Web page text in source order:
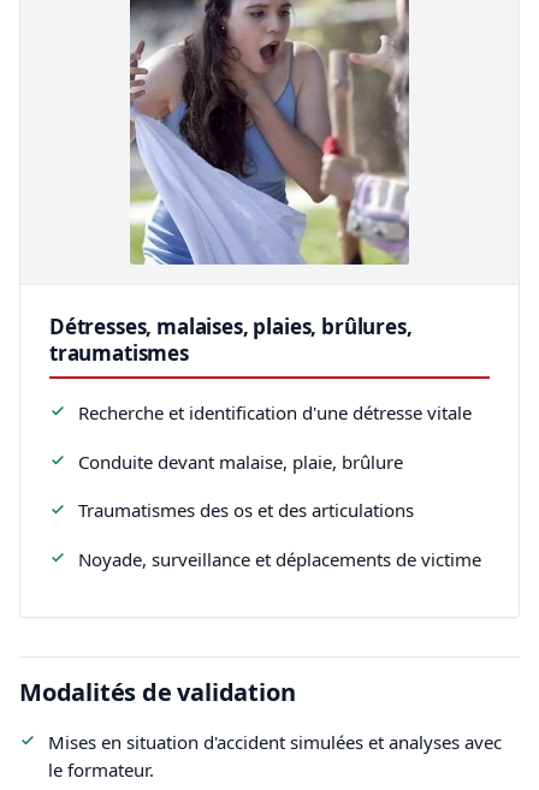
Détresses, malaises, plaies, brûlures,
traumatismes
Recherche et identification d'une détresse vitale
Conduite devant malaise, plaie, brûlure
Traumatismes des os et des articulations
Noyade, surveillance et déplacements de victime
Modalités de validation
Mises en situation d'accident simulées et analyses avec
le formateur.